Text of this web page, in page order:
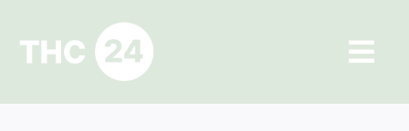
springen
Ratgeber